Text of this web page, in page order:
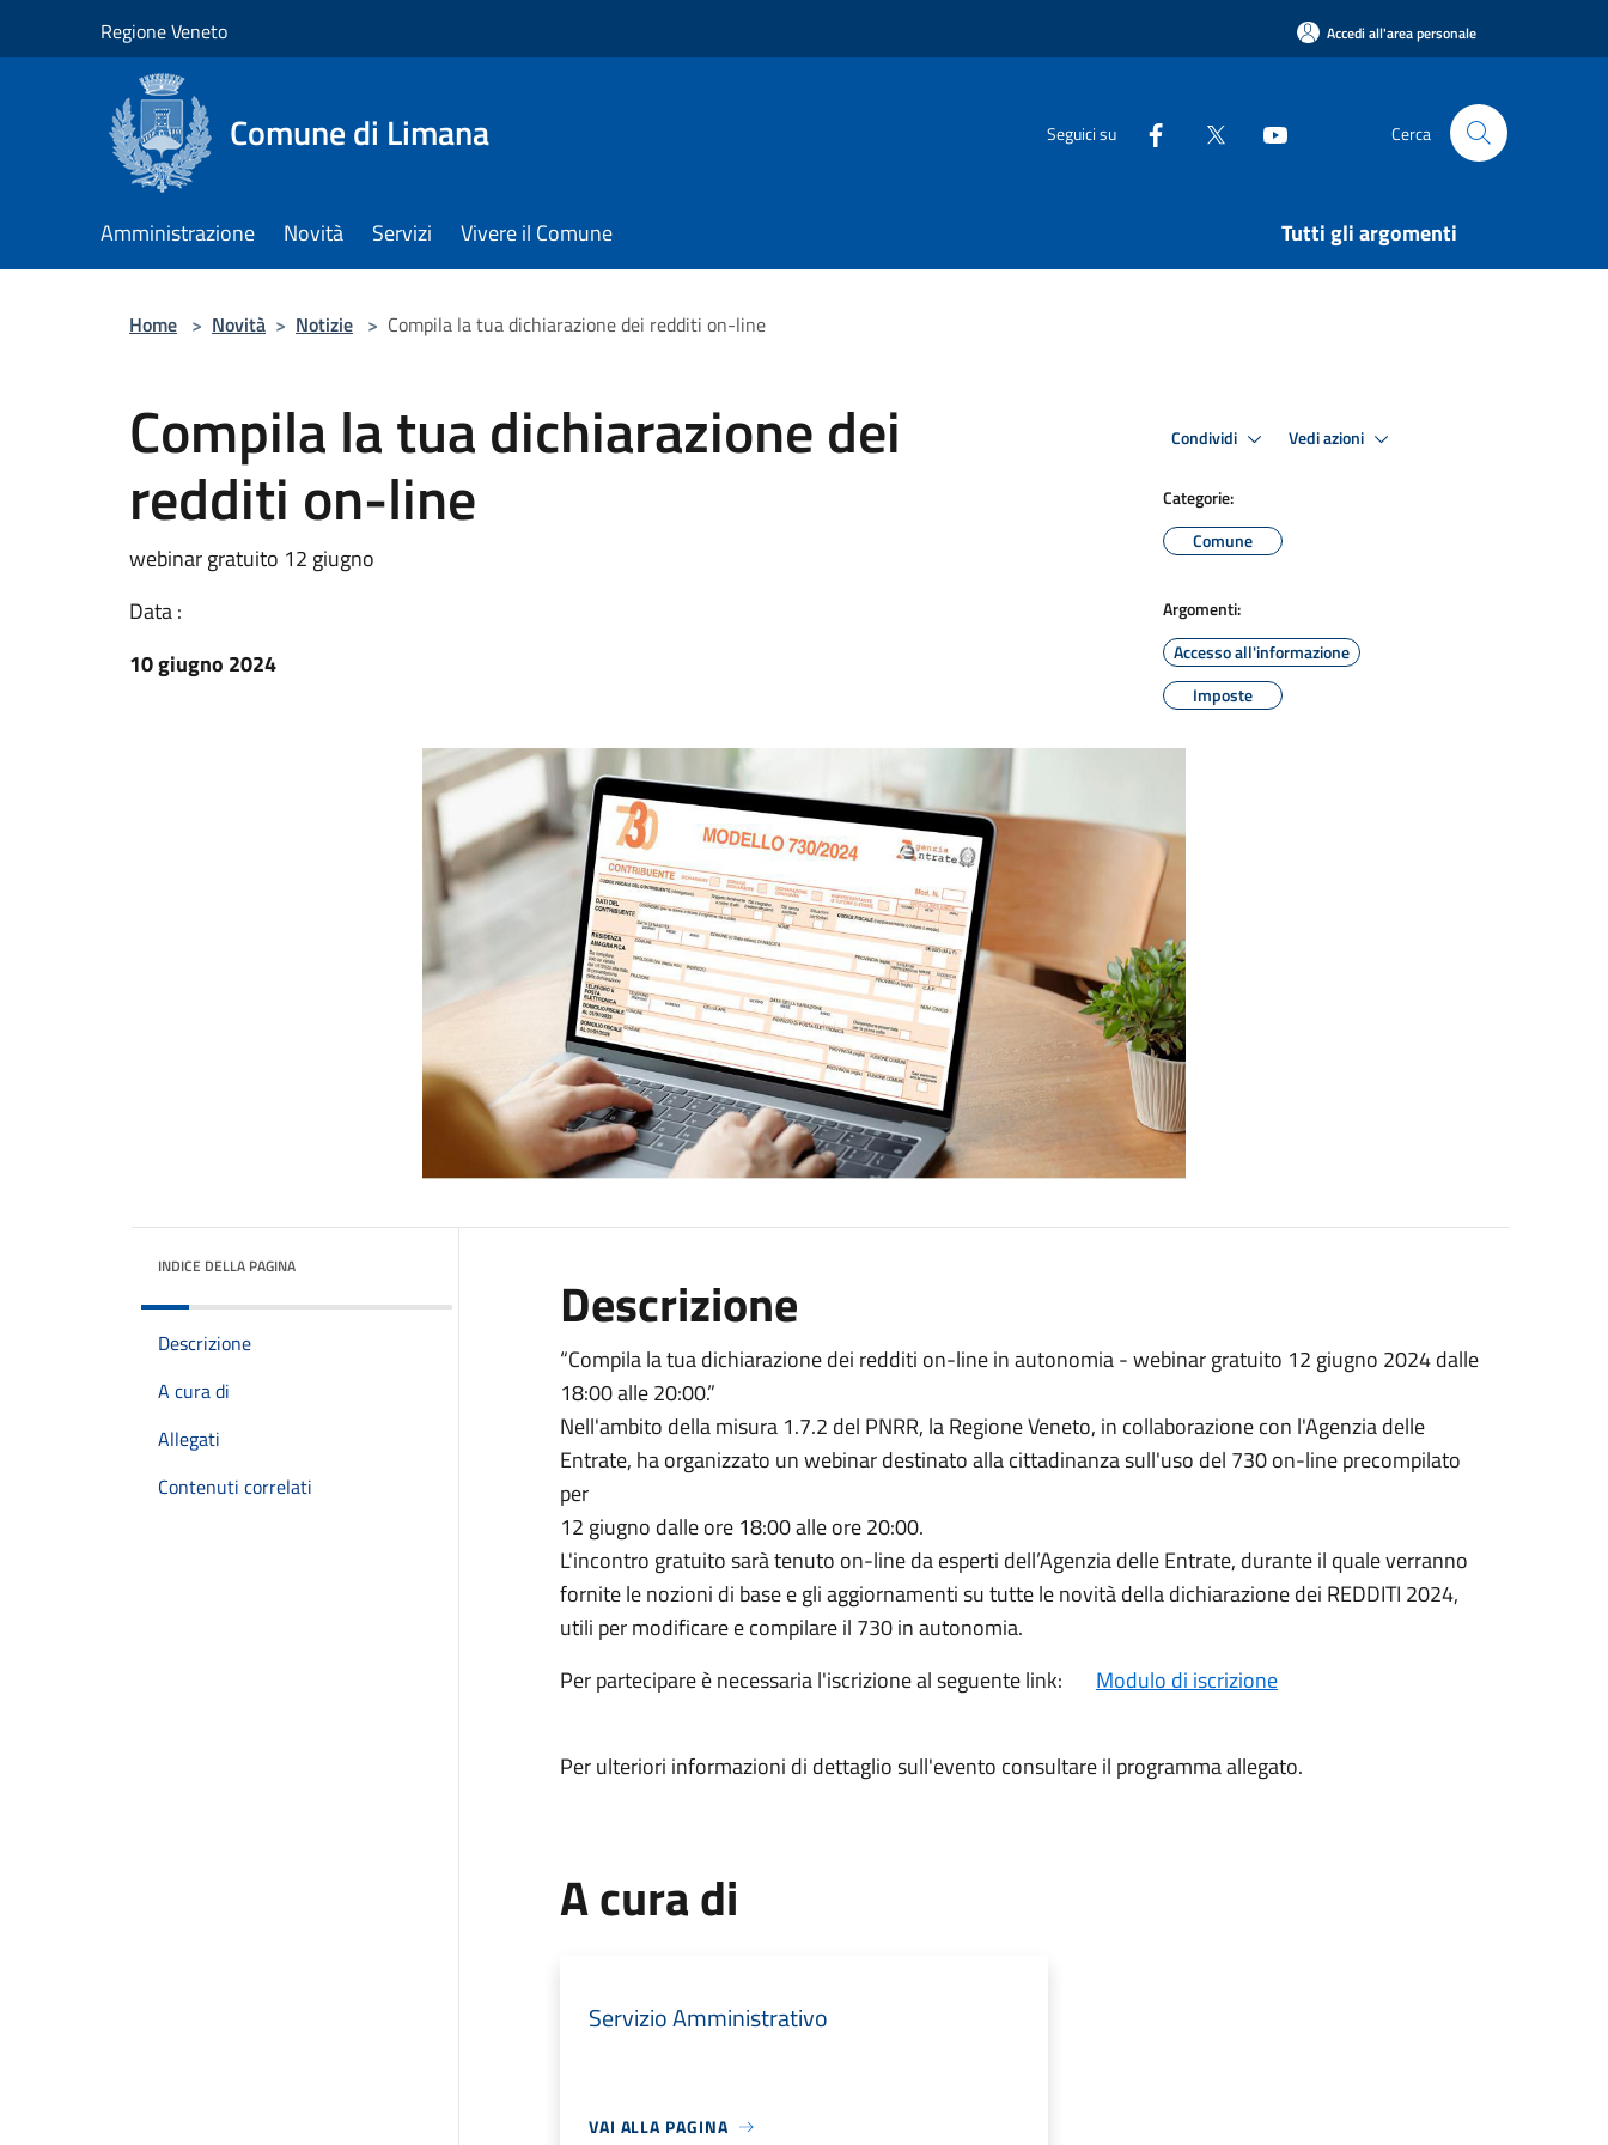
Regione Veneto Accedi all'area personale
Comune di Limana Seguici su Cerca
Amministrazione Novità Servizi Vivere il Comune Tutti gli argomenti
Home > Novità > Notizie > Compila la tua dichiarazione dei redditi on-line
Compila la tua dichiarazione dei
redditi on-line
webinar gratuito 12 giugno
Data :
10 giugno 2024
Condividi Vedi azioni
Categorie:
Comune
Argomenti:
Accesso all'informazione
Imposte
INDICE DELLA PAGINA
Descrizione
A cura di
Allegati
Contenuti correlati
Descrizione
“Compila la tua dichiarazione dei redditi on-line in autonomia - webinar gratuito 12 giugno 2024 dalle
18:00 alle 20:00.”
Nell'ambito della misura 1.7.2 del PNRR, la Regione Veneto, in collaborazione con l'Agenzia delle
Entrate, ha organizzato un webinar destinato alla cittadinanza sull'uso del 730 on-line precompilato
per
12 giugno dalle ore 18:00 alle ore 20:00.
L'incontro gratuito sarà tenuto on-line da esperti dell’Agenzia delle Entrate, durante il quale verranno
fornite le nozioni di base e gli aggiornamenti su tutte le novità della dichiarazione dei REDDITI 2024,
utili per modificare e compilare il 730 in autonomia.
Per partecipare è necessaria l'iscrizione al seguente link: Modulo di iscrizione
Per ulteriori informazioni di dettaglio sull'evento consultare il programma allegato.
A cura di
Servizio Amministrativo
VAI ALLA PAGINA